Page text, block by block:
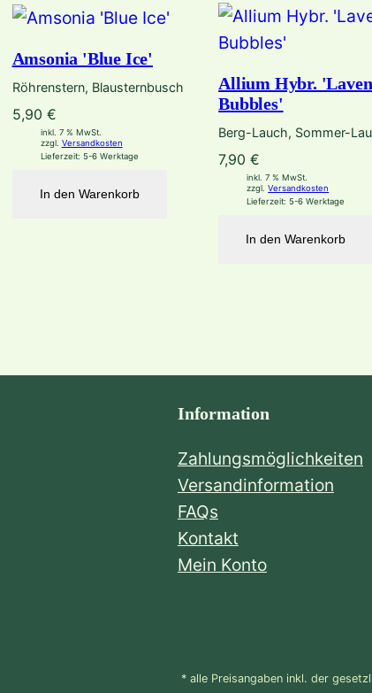
Amsonia 'Blue Ice'
Röhrenstern, Blausternbusch
5,90 €
inkl. 7 % MwSt.
zzgl. Versandkosten
Lieferzeit: 5-6 Werktage
In den Warenkorb
Allium Hybr.
Bubbles'
Berg-Lauch, Sommer-
7,90€
inkl. 7 % MwSt.
zzgl.Versandkosten
Lieferzeit:5-6 Werktage
In den Warenkorb
Information
Zahlungsmöglichkeiten
Versandinformation
FAQs
Kontakt
Mein Konto
* alle Preisangaben inkl. der